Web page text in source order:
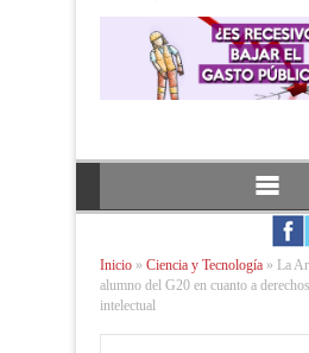
Inicio » Ciencia y Tecnología » La
alumno del G20 en cuanto a
intelectual